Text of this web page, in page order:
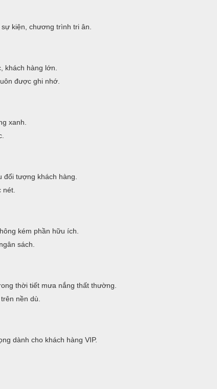
kiện, chương trình tri ân.
khách hàng lớn.
được ghi nhớ.
xanh.
tượng khách hàng.
kém phần hữu ích.
sách.
thời tiết mưa nắng thất thường.
nền dù.
dành cho khách hàng VIP.